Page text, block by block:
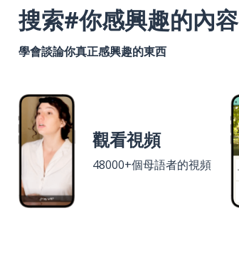
搜索#你感興趣的內容
學會談論你真正感興趣的東西
觀看視頻
48000+個母語者的視頻